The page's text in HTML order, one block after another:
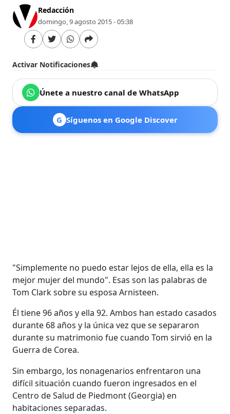
Redacción
domingo, 9 agosto 2015 - 05:38
Activar Notificaciones
Únete a nuestro canal de WhatsApp
G Síguenos en Google Discover
"Simplemente no puedo estar lejos de ella, ella es la
mejor mujer del mundo". Esas son las palabras de
Tom Clark sobre su esposa Arnisteen.
Él tiene 96 años y ella 92. Ambos han estado casados
durante 68 años y la única vez que se separaron
durante su matrimonio fue cuando Tom sirvió en la
Guerra de Corea.
Sin embargo, los nonagenarios enfrentaron una
difícil situación cuando fueron ingresados en el
Centro de Salud de Piedmont (Georgia) en
habitaciones separadas.